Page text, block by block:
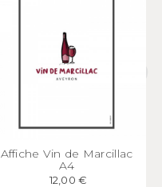
APERÇU RAPIDE
Affiche Vin de Marcillac
A4
12,00 €